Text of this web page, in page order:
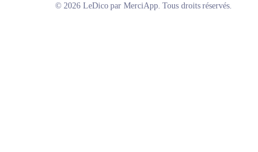
© 2026 LeDico par MerciApp. Tous droits réservés.